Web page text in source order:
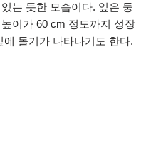
는 듯한 모습이다. 잎은 둥
이가 60 cm 정도까지 성장
돌기가 나타나기도 한다.